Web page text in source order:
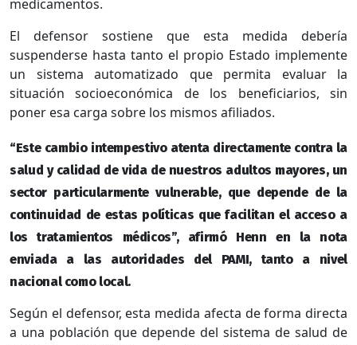
medicamentos.
El defensor sostiene que esta medida debería
suspenderse hasta tanto el propio Estado implemente
un sistema automatizado que permita evaluar la
situación socioeconómica de los beneficiarios, sin
poner esa carga sobre los mismos afiliados.
“Este cambio intempestivo atenta directamente contra la
salud y calidad de vida de nuestros adultos mayores, un
sector particularmente vulnerable, que depende de la
continuidad de estas políticas que facilitan el acceso a
los tratamientos médicos”, afirmó Henn en la nota
enviada a las autoridades del PAMI, tanto a nivel
nacional como local.
Según el defensor, esta medida afecta de forma directa
a una población que depende del sistema de salud de